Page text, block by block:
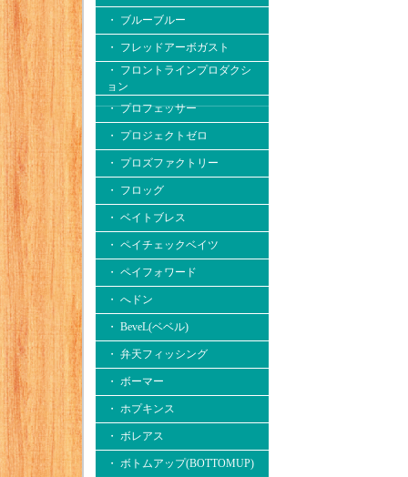
・ ブルーブルー
・ フレッドアーボガスト
・ フロントラインプロダクシ
ョン
・ プロフェッサー
・ プロジェクトゼロ
・ プロズファクトリー
・ フロッグ
・ ベイトブレス
・ ペイチェックベイツ
・ ペイフォワード
・ へドン
・ BeveL(ベベル)
・ 弁天フィッシング
・ ボーマー
・ ホプキンス
・ ボレアス
・ ボトムアップ(BOTTOMUP)